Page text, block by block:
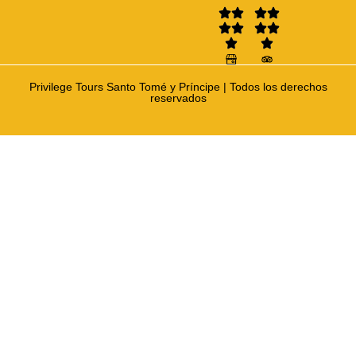
Privilege Tours Santo Tomé y Príncipe | Todos los derechos
reservados